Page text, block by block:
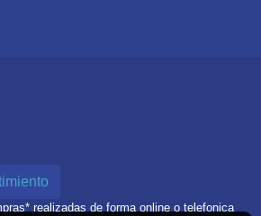
realizadas de forma online o telefonica